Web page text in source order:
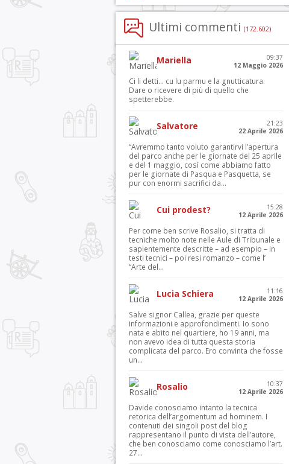
Ultimi commenti (172.602)
Mariella
09:37
12 Maggio 2026
Ci li detti… cu lu parmu e la gnutticatura.
Dare o ricevere di più di quello che
spetterebbe.
Salvatore
21:23
22 Aprile 2026
“Avremmo tanto voluto garantirvi l’apertura
del parco anche per le giornate del 25 aprile
e del 1 maggio, così come abbiamo fatto
per le giornate di Pasqua e Pasquetta, se
pur con enormi sacrifici da...
Cui prodest?
15:28
12 Aprile 2026
Per come ben scrive Rosalio, si tratta di
tecniche molto note nelle Aule di Tribunale e
sapientemente descritte – ad esempio – in
testi tecnici – poi resi romanzo – come l’
“Arte del...
Lucia Schiera
11:16
12 Aprile 2026
Salve signor Callea, grazie per queste
informazioni e approfondimenti. Io sono
nata e abito nel quartiere, ho 19 anni, ma
non avevo idea di tutta questa storia
complicata del parco. Ero convinta che fosse
un...
Rosalio
10:37
12 Aprile 2026
Davide conosciamo intanto la tecnica
retorica dell’argomentum ad hominem. I
contenuti dei singoli post del blog
rappresentano il punto di vista dell’autore,
che ben conosciamo come conosciamo l’art.
27...